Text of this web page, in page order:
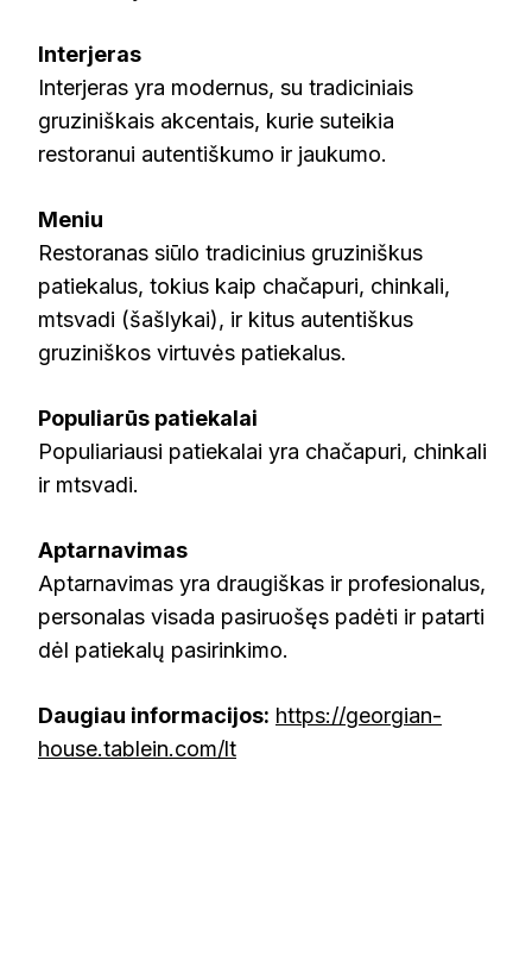
Interjeras
Interjeras yra modernus, su tradiciniais
gruziniškais akcentais, kurie suteikia
restoranui autentiškumo ir jaukumo.
Meniu
Restoranas siūlo tradicinius gruziniškus
patiekalus, tokius kaip chačapuri, chinkali,
mtsvadi (šašlykai), ir kitus autentiškus
gruziniškos virtuvės patiekalus.
Populiarūs patiekalai
Populiariausi patiekalai yra chačapuri, chinkali
ir mtsvadi.
Aptarnavimas
Aptarnavimas yra draugiškas ir profesionalus,
personalas visada pasiruošęs padėti ir patarti
dėl patiekalų pasirinkimo.
Daugiau informacijos: https://georgian-
house.tablein.com/lt